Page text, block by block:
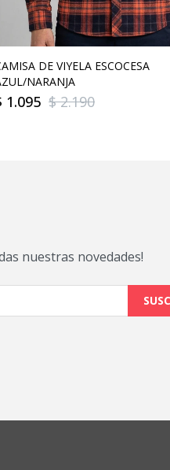
DE VIYELA ESCOCESA
NARANJA
1.095 $ 2.190
nuestras novedades!